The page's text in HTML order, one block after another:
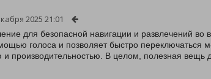
2025 21:01
для безопасной навигации и развлечений во
голоса и позволяет быстро
и производительностью. В целом, полезная вещь